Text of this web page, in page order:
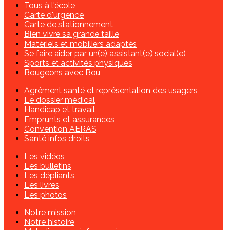
Tous à l'école
Carte d'urgence
Carte de stationnement
Bien vivre sa grande taille
Matériels et mobiliers adaptés
Se faire aider par un(e) assistant(e) social(e)
Sports et activités physiques
Bougeons avec Bou
Agrément santé et représentation des usagers
Le dossier médical
Handicap et travail
Emprunts et assurances
Convention AERAS
Santé infos droits
Les vidéos
Les bulletins
Les dépliants
Les livres
Les photos
Notre mission
Notre histoire